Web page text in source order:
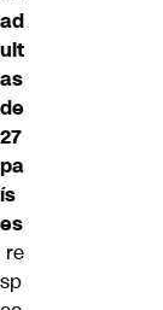
ad
ult
as
de
27
pa
ís
es
re
sp